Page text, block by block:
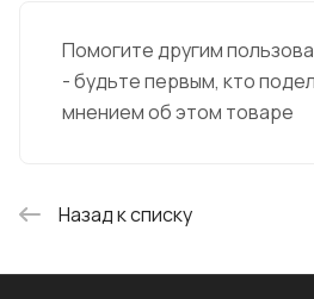
Помогите другим
- будьте первым, кто
мнением об этом товаре
Назад к списку